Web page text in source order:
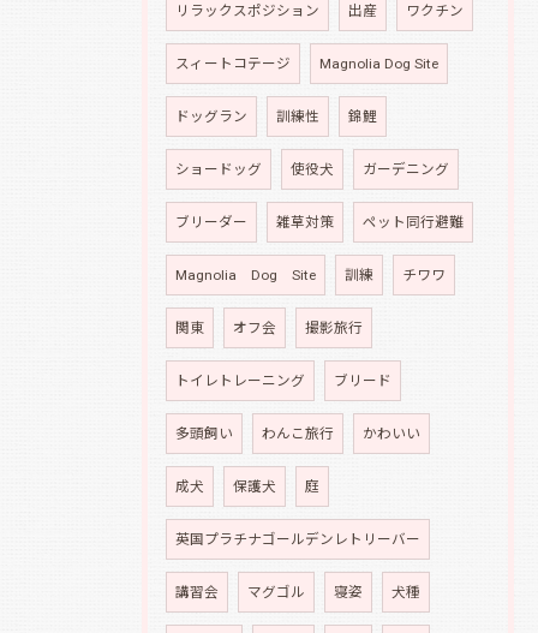
リラックスポジション 出産 ワクチン
スィートコテージ Magnolia Dog Site
ドッグラン 訓練性 錦鯉
ショードッグ 使役犬 ガーデニング
ブリーダー 雑草対策 ペット同行避難
Magnolia Dog Site 訓練 チワワ
関東 オフ会 撮影旅行
トイレトレーニング ブリード
多頭飼い わんこ旅行 かわいい
成犬 保護犬 庭
英国プラチナゴールデンレトリーバー
講習会 マグゴル 寝姿 犬種